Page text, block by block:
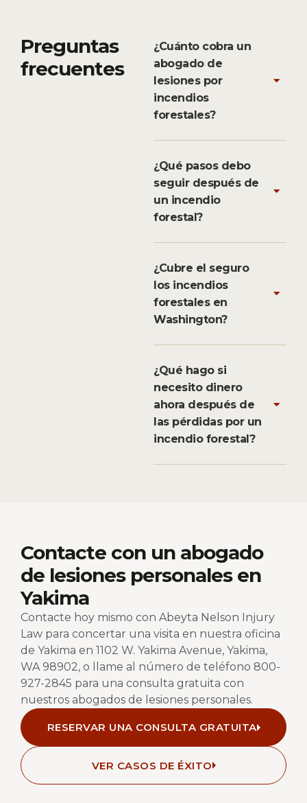
Preguntas
frecuentes
¿Cuánto cobra un
abogado de
lesiones por
incendios
forestales?
¿Qué pasos debo
seguir después de
un incendio
forestal?
¿Cubre el seguro
los incendios
forestales en
Washington?
¿Qué hago si
necesito dinero
ahora después de
las pérdidas por un
incendio forestal?
Contacte con un abogado
de lesiones personales en
Yakima
Contacte hoy mismo con Abeyta Nelson Injury
Law para concertar una visita en nuestra oficina
de Yakima en 1102 W. Yakima Avenue, Yakima,
WA 98902, o llame al número de teléfono 800-
927-2845 para una consulta gratuita con
nuestros abogados de lesiones personales.
RESERVAR UNA CONSULTA GRATUITA
VER CASOS DE ÉXITO